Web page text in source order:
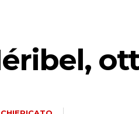
ski